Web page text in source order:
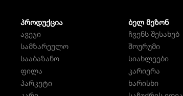
ᲞᲠᲝᲓᲣᲥᲪᲘᲐ
ავეჯი
სამზარეულო
სააბაზანო
ფილა
პარკეტი
ᲑᲔᲚ ᲛᲔᲖᲝᲜ
ჩვენს შესახებ
შოურუმი
სიახლეები
კარიერა
ხარისხი